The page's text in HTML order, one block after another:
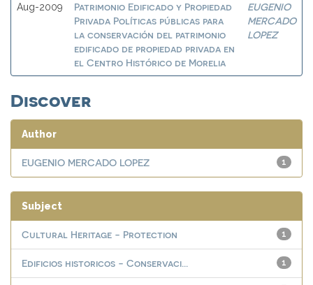
Aug-2009
Patrimonio Edificado y Propiedad
Privada Políticas públicas para
la conservación del patrimonio
edificado de propiedad privada en
el Centro Histórico de Morelia
EUGENIO
MERCADO
LOPEZ
Discover
Author
1
EUGENIO MERCADO LOPEZ
Subject
1
Cultural Heritage - Protection
1
Edificios historicos - Conservaci...